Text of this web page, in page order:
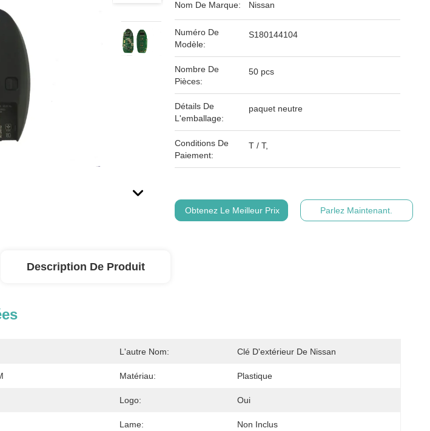
Nom De Marque: Nissan
Numéro De
Modèle:
S180144104
Nombre De
Pièces:
50 pcs
Détails De
L'emballage:
paquet neutre
Conditions De
Paiement:
T / T,
Obtenez Le Meilleur Prix Parlez Maintenant.
Description De Produit
L'autre Nom: Clé D'extérieur De Nissan
Matériau: Plastique
Logo: Oui
Lame: Non Inclus